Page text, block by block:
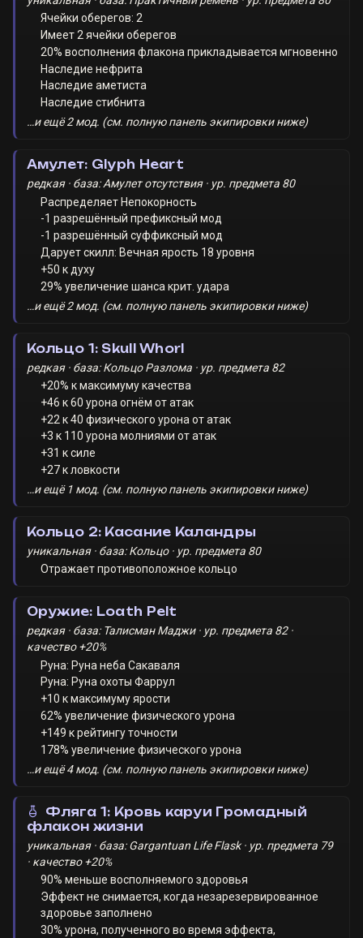
Ячейки оберегов: 2
Имеет 2 ячейки оберегов
20% восполнения флакона прикладывается мгновенно
Наследие нефрита
Наследие аметиста
Наследие стибнита
…и ещё 2 мод. (см. полную панель экипировки ниже)
Амулет: Glyph Heart
редкая · база: Амулет отсутствия · ур. предмета 80
Распределяет Непокорность
-1 разрешённый префиксный мод
-1 разрешённый суффиксный мод
Дарует скилл: Вечная ярость 18 уровня
+50 к духу
29% увеличение шанса крит. удара
…и ещё 2 мод. (см. полную панель экипировки ниже)
Кольцо 1: Skull Whorl
редкая · база: Кольцо Разлома · ур. предмета 82
+20% к максимуму качества
+46 к 60 урона огнём от атак
+22 к 40 физического урона от атак
+3 к 110 урона молниями от атак
+31 к силе
+27 к ловкости
…и ещё 1 мод. (см. полную панель экипировки ниже)
Кольцо 2: Касание Каландры
уникальная · база: Кольцо · ур. предмета 80
Отражает противоположное кольцо
Оружие: Loath Pelt
редкая · база: Талисман Маджи · ур. предмета 82 ·
качество +20%
Руна: Руна неба Сакаваля
Руна: Руна охоты Фаррул
+10 к максимуму ярости
62% увеличение физического урона
+149 к рейтингу точности
178% увеличение физического урона
…и ещё 4 мод. (см. полную панель экипировки ниже)
Фляга 1: Кровь каруи Громадный
флакон жизни
уникальная · база: Gargantuan Life Flask · ур. предмета 79
· качество +20%
90% меньше восполняемого здоровья
Эффект не снимается, когда незарезервированное
здоровье заполнено
30% урона, полученного во время эффекта,